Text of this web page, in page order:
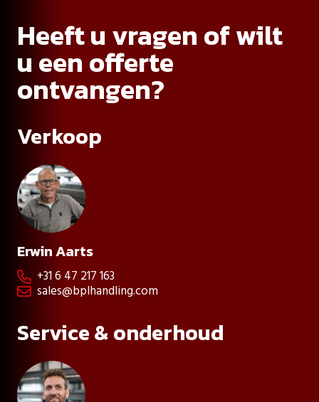
Heeft u vragen of wilt
u een offerte
ontvangen?
Verkoop
Erwin Aarts
 +31 6 47 217 163
 sales@bplhandling.com
Service & onderhoud